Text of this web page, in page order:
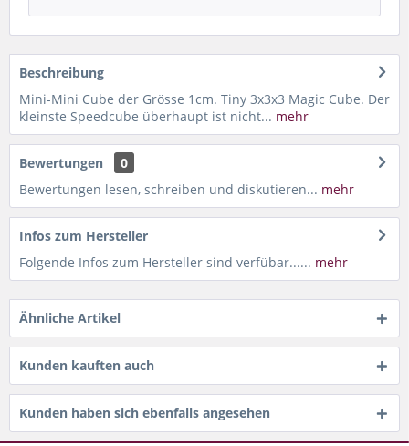
Beschreibung
Mini-Mini Cube der Grösse 1cm. Tiny 3x3x3 Magic Cube. Der
kleinste Speedcube überhaupt ist nicht... mehr
Bewertungen
0
Bewertungen lesen, schreiben und diskutieren... mehr
Infos zum Hersteller
Folgende Infos zum Hersteller sind verfübar...... mehr
Ähnliche Artikel
Kunden kauften auch
Kunden haben sich ebenfalls angesehen